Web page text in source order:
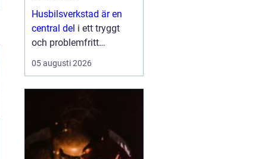
Husbilsverkstad är en
central del i ett tryggt
och problemfritt
husbilsliv. När en husbil
används som både
05 augusti 2026